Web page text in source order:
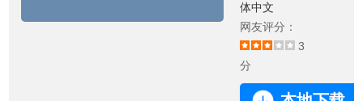
体中文
网友评分：
3
分